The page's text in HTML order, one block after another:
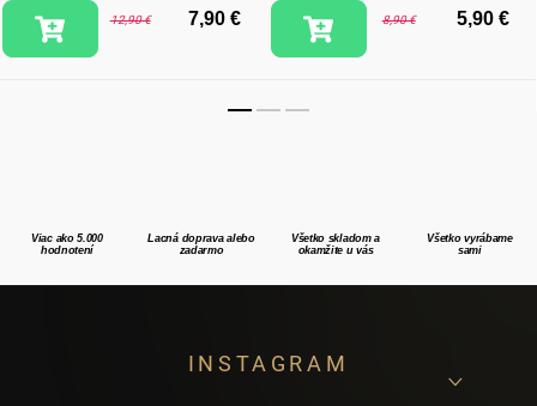
12,90 € 7,90 € 8,90 € 5,90 €
Viac ako 5.000
hodnotení
Lacná doprava alebo
zadarmo
Všetko skladom a
okamžite u vás
Všetko vyrábame
sami
INSTAGRAM